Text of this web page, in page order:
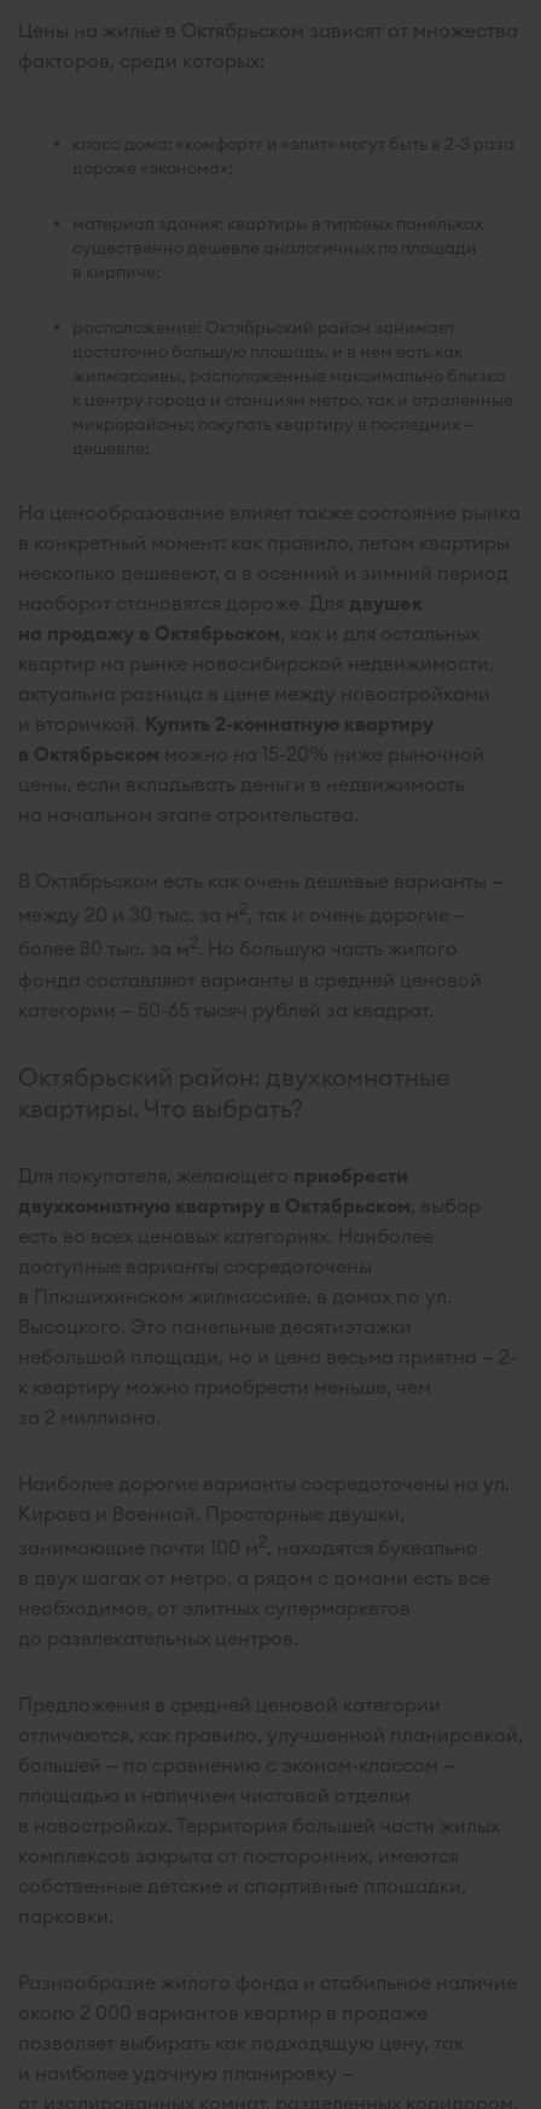
Цены на жилье в Октябрьском зависят от множества
факторов, среди которых:
класс дома: «комфорт» и «элит» могут быть в 2-3 раза
дороже «эконома»;
материал здания: квартиры в типовых панельках
существенно дешевле аналогичных по площади
в кирпиче;
расположение: Октябрьский район занимает
достаточно большую площадь, и в нем есть как
жилмассивы, расположенные максимально близко
к центру города и станциям метро, так и отдаленные
микрорайоны; покупать квартиру в последних —
дешевле;
На ценообразование влияет также состояние рынка
в конкретный момент: как правило, летом квартиры
несколько дешевеют, а в осенний и зимний период
наоборот становятся дороже. Для двушек
на продажу в Октябрьском, как и для остальных
квартир на рынке новосибирской недвижимости,
актуальна разница в цене между новостройками
и вторичкой. Купить 2-комнатную квартиру
в Октябрьском можно на 15-20% ниже рыночной
цены, если вкладывать деньги в недвижимость
на начальном этапе строительства.
В Октябрьском есть как очень дешевые варианты —
между 20 и 30 тыс. за м2, так и очень дорогие —
более 80 тыс. за м2. Но большую часть жилого
фонда составляют варианты в средней ценовой
категории — 50-65 тысяч рублей за квадрат.
Октябрьский район: двухкомнатные
квартиры. Что выбрать?
Для покупателя, желающего приобрести
двухкомнатную квартиру в Октябрьском, выбор
есть во всех ценовых категориях. Наиболее
доступные варианты сосредоточены
в Плющихинском жилмассиве, в домах по ул.
Высоцкого. Это панельные десятиэтажки
небольшой площади, но и цена весьма приятна — 2-
к квартиру можно приобрести меньше, чем
за 2 миллиона.
Наиболее дорогие варианты сосредоточены на ул.
Кирова и Военной. Просторные двушки,
занимающие почти 100 м2, находятся буквально
в двух шагах от метро, а рядом с домами есть все
необходимое, от элитных супермаркетов
до развлекательных центров.
Предложения в средней ценовой категории
отличаются, как правило, улучшенной планировкой,
большей — по сравнению с эконом-классом —
площадью и наличием чистовой отделки
в новостройках. Территория большей части жилых
комплексов закрыта от посторонних, имеются
собственные детские и спортивные площадки,
парковки.
Разнообразие жилого фонда и стабильное наличие
около 2 000 вариантов квартир в продаже
позволяет выбирать как подходящую цену, так
и наиболее удачную планировку —
от изолированных комнат, разделенных коридором,